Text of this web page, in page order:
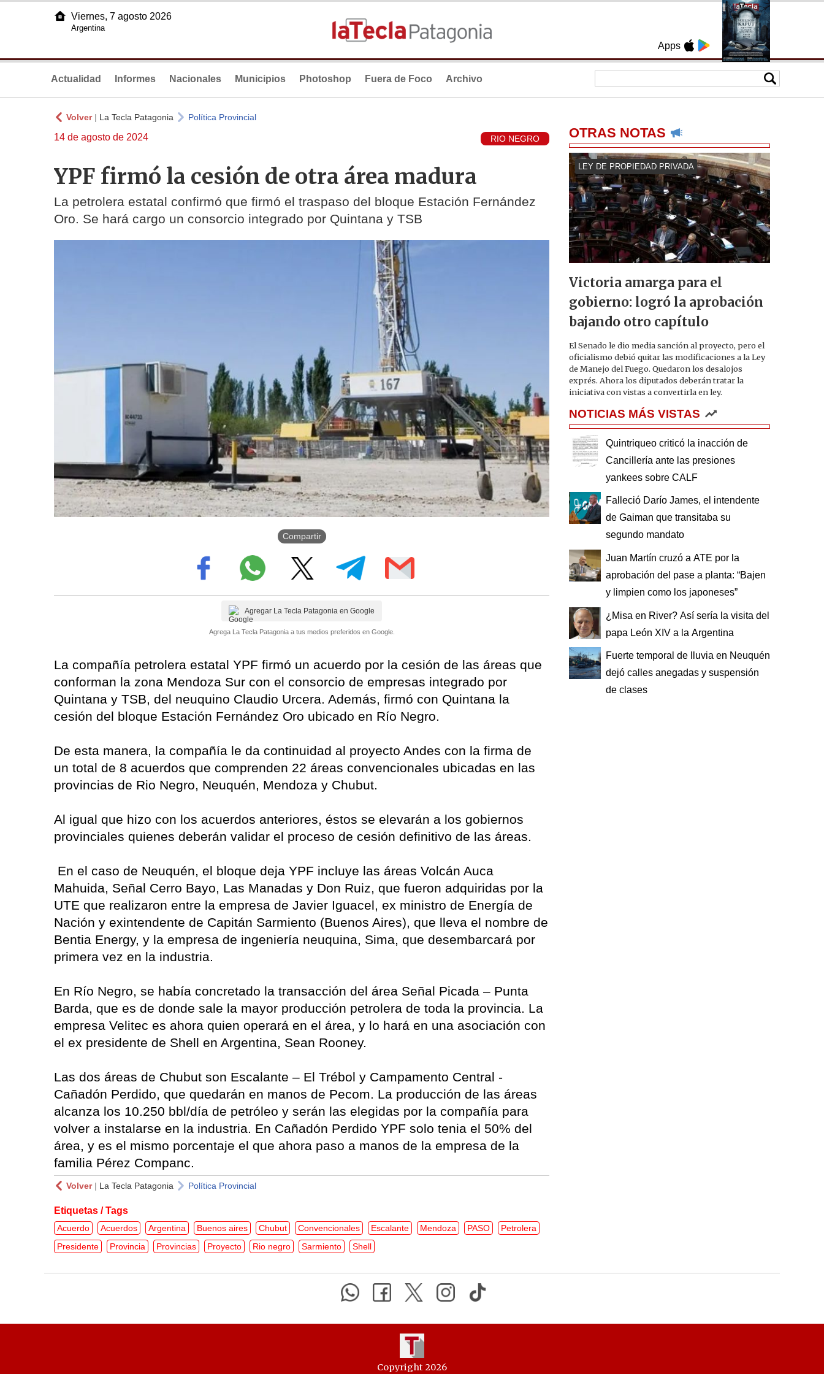
Apps
Viernes, 7 agosto 2026
Argentina
Actualidad Informes Nacionales Municipios Photoshop Fuera de Foco Archivo
Volver| La Tecla Patagonia Política Provincial
14 de agosto de 2024 RIO NEGRO
YPF firmó la cesión de otra área madura
La petrolera estatal confirmó que firmó el traspaso del bloque Estación Fernández
Oro. Se hará cargo un consorcio integrado por Quintana y TSB
Compartir
Agregar La Tecla Patagonia en Google
Agrega La Tecla Patagonia a tus medios preferidos en Google.
La compañía petrolera estatal YPF firmó un acuerdo por la cesión de las áreas que
conforman la zona Mendoza Sur con el consorcio de empresas integrado por
Quintana y TSB, del neuquino Claudio Urcera. Además, firmó con Quintana la
cesión del bloque Estación Fernández Oro ubicado en Río Negro.
De esta manera, la compañía le da continuidad al proyecto Andes con la firma de
un total de 8 acuerdos que comprenden 22 áreas convencionales ubicadas en las
provincias de Rio Negro, Neuquén, Mendoza y Chubut.
Al igual que hizo con los acuerdos anteriores, éstos se elevarán a los gobiernos
provinciales quienes deberán validar el proceso de cesión definitivo de las áreas.
En el caso de Neuquén, el bloque deja YPF incluye las áreas Volcán Auca
Mahuida, Señal Cerro Bayo, Las Manadas y Don Ruiz, que fueron adquiridas por la
UTE que realizaron entre la empresa de Javier Iguacel, ex ministro de Energía de
Nación y exintendente de Capitán Sarmiento (Buenos Aires), que lleva el nombre de
Bentia Energy, y la empresa de ingeniería neuquina, Sima, que desembarcará por
primera vez en la industria.
En Río Negro, se había concretado la transacción del área Señal Picada – Punta
Barda, que es de donde sale la mayor producción petrolera de toda la provincia. La
empresa Velitec es ahora quien operará en el área, y lo hará en una asociación con
el ex presidente de Shell en Argentina, Sean Rooney.
Las dos áreas de Chubut son Escalante – El Trébol y Campamento Central -
Cañadón Perdido, que quedarán en manos de Pecom. La producción de las áreas
alcanza los 10.250 bbl/día de petróleo y serán las elegidas por la compañía para
volver a instalarse en la industria. En Cañadón Perdido YPF solo tenia el 50% del
área, y es el mismo porcentaje el que ahora paso a manos de la empresa de la
familia Pérez Companc.
Volver| La Tecla Patagonia Política Provincial
Etiquetas / Tags
Acuerdo Acuerdos Argentina Buenos aires Chubut Convencionales Escalante Mendoza PASO
Petrolera
Presidente
Provincia Provincias Proyecto Rio negro Sarmiento Shell
OTRAS NOTAS
LEY DE PROPIEDAD PRIVADA
Victoria amarga para el
gobierno: logró la aprobación
bajando otro capítulo
El Senado le dio media sanción al proyecto, pero el
oficialismo debió quitar las modificaciones a la Ley
de Manejo del Fuego. Quedaron los desalojos
exprés. Ahora los diputados deberán tratar la
iniciativa con vistas a convertirla en ley.
NOTICIAS MÁS VISTAS
Quintriqueo criticó la inacción de
Cancillería ante las presiones
yankees sobre CALF
Falleció Darío James, el intendente
de Gaiman que transitaba su
segundo mandato
Juan Martín cruzó a ATE por la
aprobación del pase a planta: “Bajen
y limpien como los japoneses”
¿Misa en River? Así sería la visita del
papa León XIV a la Argentina
Fuerte temporal de lluvia en Neuquén
dejó calles anegadas y suspensión
de clases
Copyright 2026